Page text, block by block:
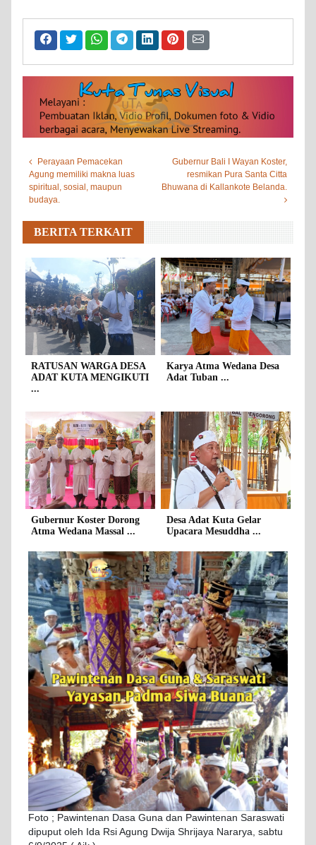
Perayaan Pemacekan
Agung memiliki makna luas
spiritual, sosial, maupun
budaya.
Gubernur Bali I Wayan Koster,
resmikan Pura Santa Citta
Bhuwana di Kallankote Belanda.
BERITA TERKAIT
RATUSAN WARGA DESA
ADAT KUTA MENGIKUTI
...
Karya Atma Wedana Desa
Adat Tuban ...
Gubernur Koster Dorong
Atma Wedana Massal ...
Desa Adat Kuta Gelar
Upacara Mesuddha ...
Foto ; Pawintenan Dasa Guna dan Pawintenan Saraswati
dipuput oleh Ida Rsi Agung Dwija Shrijaya Nararya, sabtu